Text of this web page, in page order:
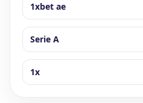
1xbet ae
Serie A
1x